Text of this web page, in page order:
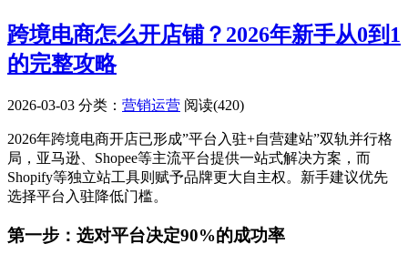
跨境电商怎么开店铺？2026年新手从0到1
的完整攻略
2026-03-03 分类： 营销运营 阅读(420)
2026年跨境电商开店已形成”平台入驻+自营建站”双轨并行格
局，亚马逊、Shopee等主流平台提供一站式解决方案，而
Shopify等独立站工具则赋予品牌更大自主权。新手建议优先
选择平台入驻降低门槛。
第一步：选对平台决定90%的成功率